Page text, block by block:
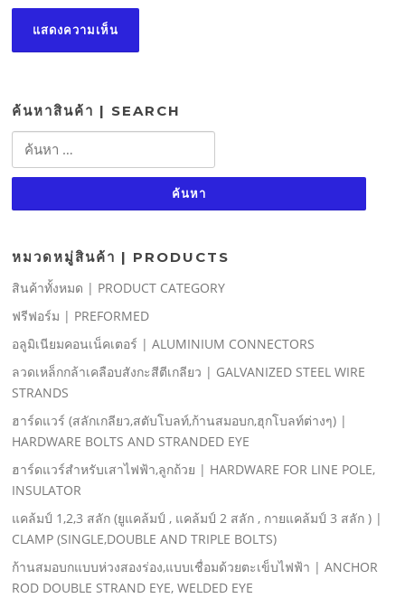
ค้นหาสินค้า | SEARCH
ค้นหา
สำหรับ:
หมวดหมู่สินค้า | PRODUCTS
สินค้าทั้งหมด | PRODUCT CATEGORY
ฟรีฟอร์ม | PREFORMED
อลูมิเนียมคอนเน็คเตอร์ | ALUMINIUM CONNECTORS
ลวดเหล็กกล้าเคลือบสังกะสีตีเกลียว | GALVANIZED STEEL WIRE
STRANDS
ฮาร์ดแวร์ (สลักเกลียว,สตับโบลท์,ก้านสมอบก,ฮุกโบลท์ต่างๆ) |
HARDWARE BOLTS AND STRANDED EYE
ฮาร์ดแวร์สําหรับเสาไฟฟ้า,ลูกถ้วย | HARDWARE FOR LINE POLE,
INSULATOR
แคล้มป์ 1,2,3 สลัก (ยูแคล้มป์ , แคล้มป์ 2 สลัก , กายแคล้มป์ 3 สลัก ) |
CLAMP (SINGLE,DOUBLE AND TRIPLE BOLTS)
ก้านสมอบกแบบห่วงสองร่อง,แบบเชื่อมด้วยตะเข็บไฟฟ้า | ANCHOR
ROD DOUBLE STRAND EYE, WELDED EYE